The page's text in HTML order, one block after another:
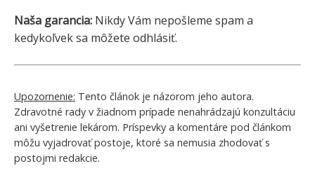
Naša garancia: Nikdy Vám nepošleme spam a
kedykoľvek sa môžete odhlásiť.
Upozornenie: Tento článok je názorom jeho autora.
Zdravotné rady v žiadnom prípade nenahrádzajú konzultáciu
ani vyšetrenie lekárom. Príspevky a komentáre pod článkom
môžu vyjadrovať postoje, ktoré sa nemusia zhodovať s
postojmi redakcie.